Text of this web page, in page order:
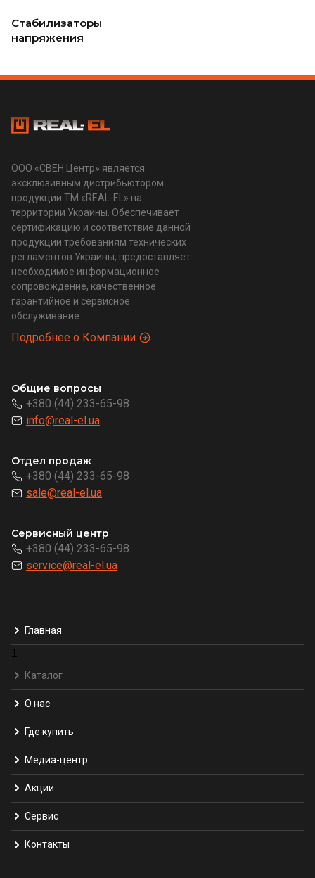
Стабилизаторы
напряжения
ООО «СВЕН Центр» является
эксклюзивным дистрибьютором
продукции ТМ «REAL-EL» на
территории Украины. Обеспечивает
сертификацию и соответствие данной
продукции требованиям технических
регламентов Украины, предоставляет
необходимое информационное
сопровождение, качественное
гарантийное и сервисное
обслуживание.
Подробнее о Компании
Общие вопросы
+380 (44) 233-65-98
info@real-el.ua
Отдел продаж
+380 (44) 233-65-98
sale@real-el.ua
Сервисный центр
+380 (44) 233-65-98
service@real-el.ua
Главная
1
Каталог
О нас
Где купить
Медиа-центр
Акции
Сервис
Контакты